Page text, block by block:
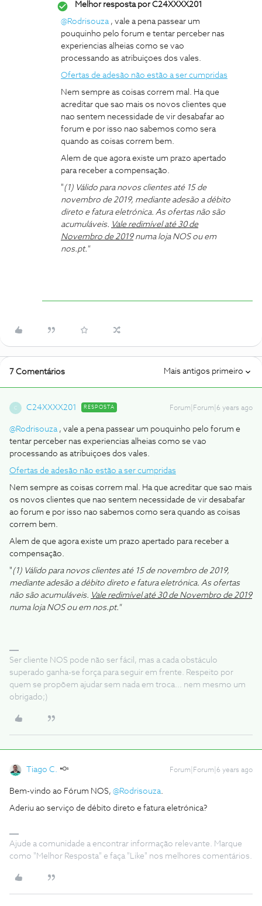
Melhor resposta porC24XXXX201
@Rodrisouza, vale a pena passear um
pouquinho pelo forum e tentar perceber nas
experiencias alheias como se vao
processando as atribuiçoes dos vales.
Ofertas de adesão não estão a ser cumpridas
Nem sempre as coisas correm mal. Ha que
acreditar que sao mais os novos clientes que
nao sentem necessidade de vir desabafar ao
forum e por isso nao sabemos como sera
quando as coisas correm bem.
Alem de que agora existe um prazo apertado
para receber a compensação.
"(1) Válido para novos clientes até 15 de
novembro de 2019, mediante adesão a débito
direto e fatura eletrónica. As ofertas não são
acumuláveis. Vale redimível até 30 de
Novembro de 2019numa loja NOS ou em
nos.pt."
7 Comentários Mais antigos primeiro
C C24XXXX201 RESPOSTA Forum|Forum|6 years ago
@Rodrisouza, vale a pena passear um pouquinho pelo forum e
tentar perceber nas experiencias alheias como se vao
processando as atribuiçoes dos vales.
Ofertas de adesão não estão a ser cumpridas
Nem sempre as coisas correm mal. Ha que acreditar que sao mais
os novos clientes que nao sentem necessidade de vir desabafar
ao forum e por isso nao sabemos como sera quando as coisas
correm bem.
Alem de que agora existe um prazo apertado para receber a
compensação.
"(1) Válido para novos clientes até 15 de novembro de 2019,
mediante adesão a débito direto e fatura eletrónica. As ofertas
não são acumuláveis. Vale redimível até 30 de Novembro de 2019
numa loja NOS ou em nos.pt."
Ser cliente NOS pode não ser fácil, mas a cada obstáculo
superado ganha-se força para seguir em frente. Respeito por
quem se propõem ajudar sem nada em troca... nem mesmo um
obrigado;)
Tiago C. Forum|Forum|6 years ago
Bem-vindo ao Fórum NOS, @Rodrisouza.
Aderiu ao serviço de débito direto e fatura eletrónica?
Ajude a comunidade a encontrar informação relevante. Marque
como "Melhor Resposta" e faça "Like" nos melhores comentários.